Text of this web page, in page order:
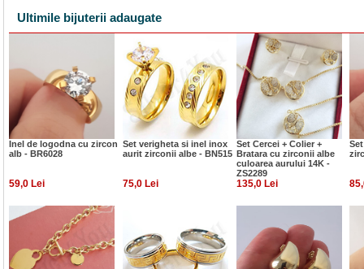
Ultimile bijuterii adaugate
Inel de logodna cu zircon
alb - BR6028
Set verigheta si inel inox
aurit zirconii albe - BN515
Set Cercei + Colier +
Bratara cu zirconii albe
culoarea aurului 14K -
ZS2289
59,0 Lei 75,0 Lei 135,0 Lei